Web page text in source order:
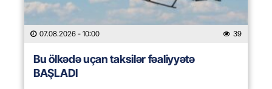
07.08.2026 - 10:00 39
Bu ölkədə uçan taksilər fəaliyyətə
BAŞLADI